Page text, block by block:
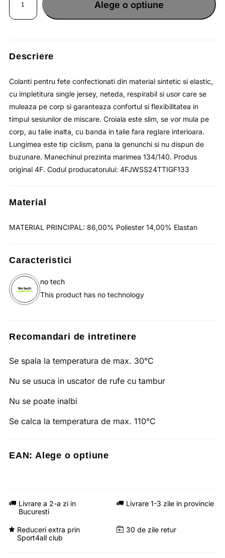
negri
fete
cu
la
genunchi
Alege o optiune
Descriere
Colanti pentru fete confectionati din material sintetic si elastic,
cu impletitura single jersey, neteda, respirabil si usor care se
muleaza pe corp si garanteaza confortul si flexibilitatea in
timpul sesiunilor de miscare. Croiala este slim, se vor mula pe
corp, au talie inalta, cu banda in talie fara reglare interioara.
Lungimea este tip ciclism, pana la genunchi si nu dispun de
buzunare. Manechinul prezinta marimea 134/140. Produs
original 4F. Codul producatorului: 4FJWSS24TTIGF133
Material
MATERIAL PRINCIPAL: 86,00% Poliester 14,00% Elastan
Caracteristici
no tech
This product has no technology
Recomandari de intretinere
Se spala la temperatura de max. 30°C
Nu se usuca in uscator de rufe cu tambur
Nu se poate inalbi
Se calca la temperatura de max. 110°C
EAN: Alege o optiune
Livrare a 2-a zi in
Bucuresti
Livrare 1-3 zile in provincie
Reduceri extra prin
Sport4all club
30 de zile retur